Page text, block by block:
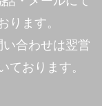
ります。
合わせは翌営
ております。